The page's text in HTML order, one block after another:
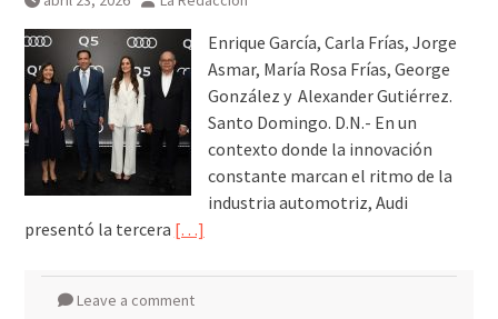
Enrique García, Carla Frías, Jorge
Asmar, María Rosa Frías, George
González y Alexander Gutiérrez.
Santo Domingo. D.N.- En un
contexto donde la innovación
constante marcan el ritmo de la
industria automotriz, Audi
presentó la tercera […]
Leave a comment